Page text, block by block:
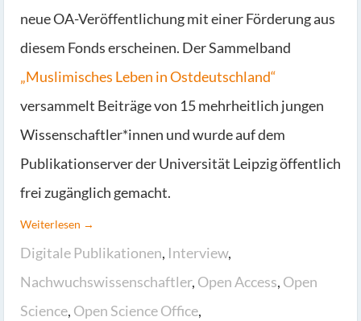
neue OA-Veröffentlichung mit einer Förderung aus
diesem Fonds erscheinen. Der Sammelband
„Muslimisches Leben in Ostdeutschland“
versammelt Beiträge von 15 mehrheitlich jungen
Wissenschaftler*innen und wurde auf dem
Publikationserver der Universität Leipzig öffentlich
frei zugänglich gemacht.
Weiterlesen →
Digitale Publikationen, Interview,
Nachwuchswissenschaftler, Open Access, Open
Science, Open Science Office,